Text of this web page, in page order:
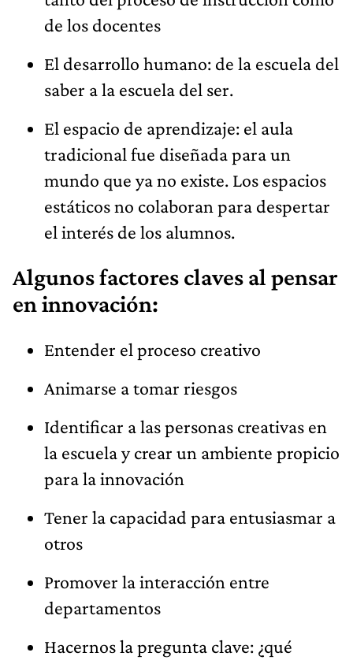
de los docentes
El desarrollo humano: de la escuela del
saber a la escuela del ser.
El espacio de aprendizaje: el aula
tradicional fue diseñada para un
mundo que ya no existe. Los espacios
estáticos no colaboran para despertar
el interés de los alumnos.
Algunos factores claves al pensar
en innovación:
Entender el proceso creativo
Animarse a tomar riesgos
Identificar a las personas creativas en
la escuela y crear un ambiente propicio
para la innovación
Tener la capacidad para entusiasmar a
otros
Promover la interacción entre
departamentos
Hacernos la pregunta clave: ¿qué